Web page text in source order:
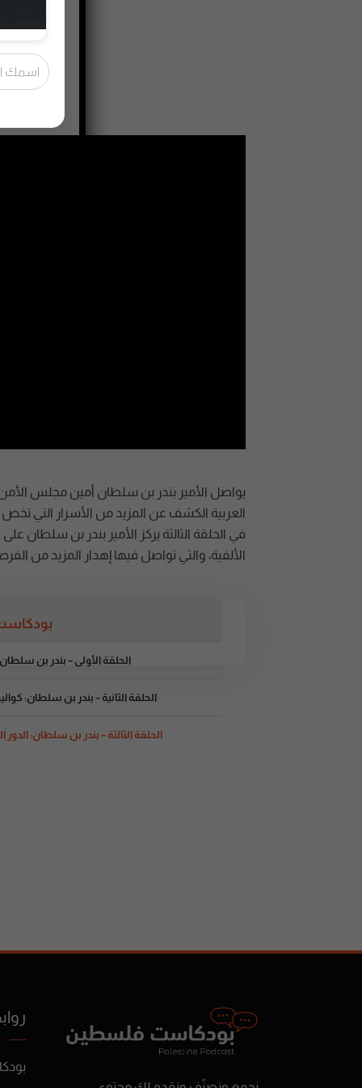
يواصل الأمير بندر بن سلطان أمين مجلس
العربية الكشف عن المزيد من الأسرار التي
في الحلقة الثالثة يركز الأمير بندر بن سلطان
الألفية، والتي تواصل فيها إهدار المزيد من
الحلقة الأولى – بندر بن
الحلقة الثانية – بندر بن سلطان:
الحلقة الثالثة – بندر بن سلطان: